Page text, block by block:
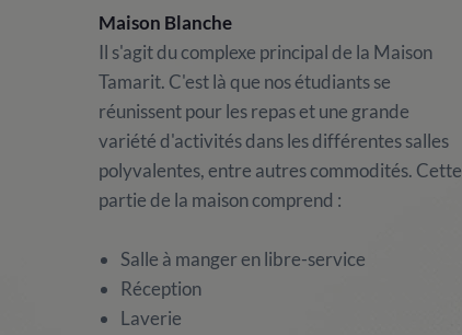
Maison Blanche
Il s'agit du complexe principal de la Maison
Tamarit. C'est là que nos étudiants se
réunissent pour les repas et une grande
variété d'activités dans les différentes salles
polyvalentes, entre autres commodités. Cette
partie de la maison comprend :
Salle à manger en libre-service
Réception
Laverie